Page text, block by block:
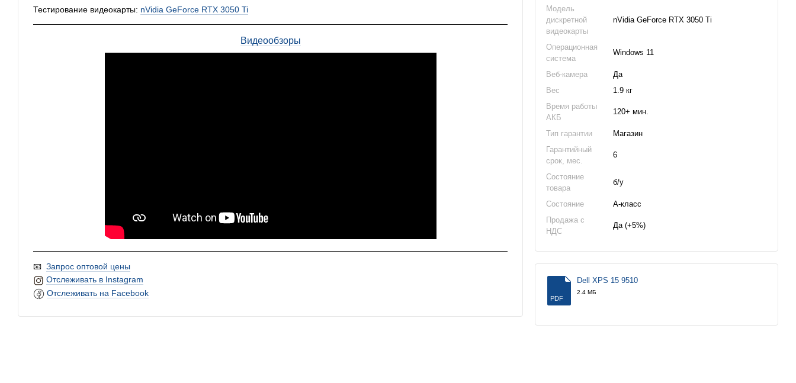
Тестирование видеокарты: nVidia GeForce RTX 3050 Ti
Видеообзоры
📧 Запрос оптовой цены
Отслеживать в Instagram
Отслеживать на Facebook
Модель
дискретной
видеокарты
nVidia GeForce RTX 3050 Ti
Операционная
система
Windows 11
Веб-камера
Да
Вес
1.9 кг
Время работы
АКБ
120+ мин.
Тип гарантии
Магазин
Гарантийный
срок, мес.
6
Состояние
товара
б/у
Состояние
А-класс
Продажа с
НДС
Да (+5%)
PDF
Dell XPS 15 9510
2.4 МБ